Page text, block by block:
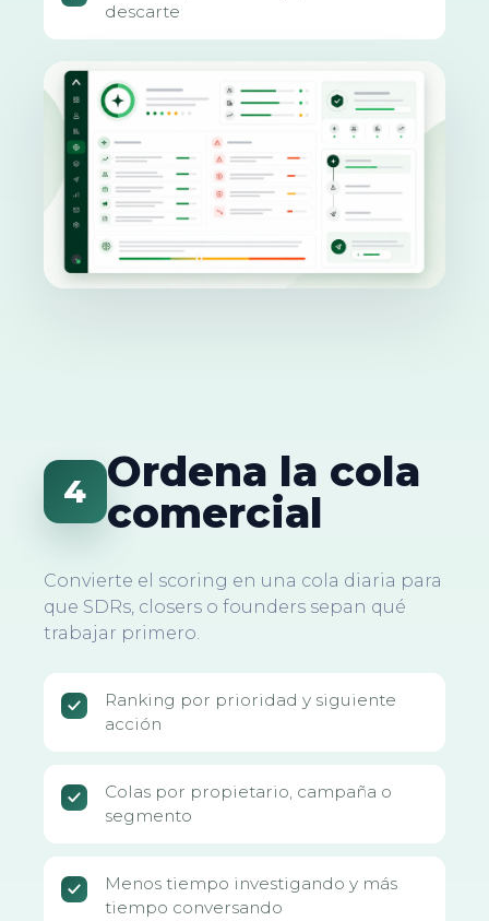
descarte
4 Ordena la cola
comercial
Convierte el scoring en una cola diaria para
que SDRs, closers o founders sepan qué
trabajar primero.
Ranking por prioridad y siguiente
acción
Colas por propietario, campaña o
segmento
Menos tiempo investigando y más
tiempo conversando